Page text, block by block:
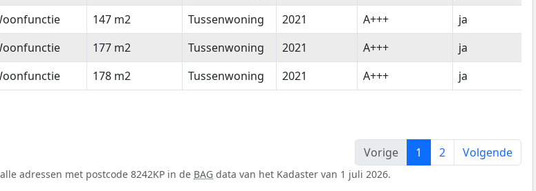
147 m2 Tussenwoning 2021 A+++
ja
177 m2 Tussenwoning 2021 A+++
ja
178 m2 Tussenwoning 2021 A+++ ja
Vorige
1 2 Volgende
adressen met postcode 8242KP in de BAG data van het Kadaster van 1 juli 2026.